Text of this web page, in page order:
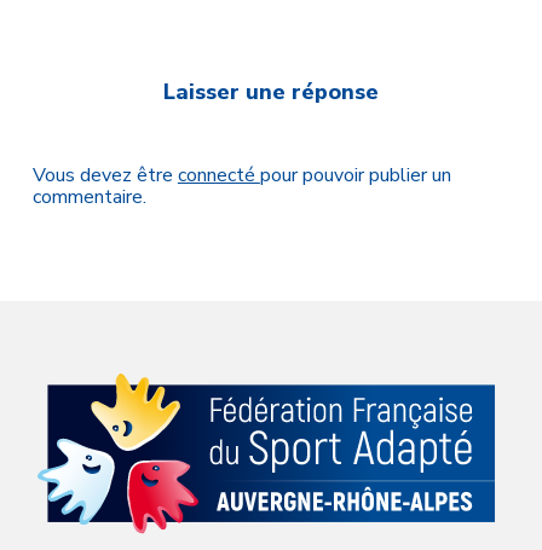
Laisser une réponse
Vous devez être connecté pour pouvoir publier un
commentaire.